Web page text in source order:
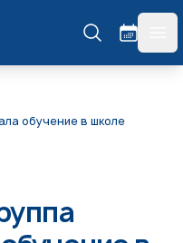
обучение в школе